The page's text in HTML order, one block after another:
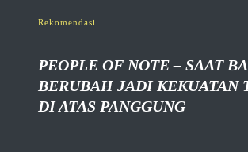
Rekomendasi
PEOPLE OF NOTE – SAAT
BERUBAH JADI KEKUATAN
DI ATAS PANGGUNG